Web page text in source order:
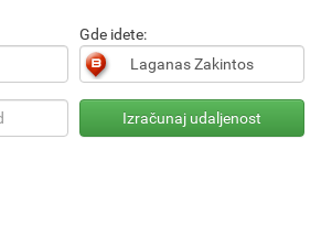
Gde idete: